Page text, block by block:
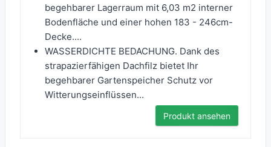
begehbarer Lagerraum mit 6,03 m2 interner
Bodenfläche und einer hohen 183 - 246cm-
Decke....
WASSERDICHTE BEDACHUNG. Dank des
strapazierfähigen Dachfilz bietet Ihr
begehbarer Gartenspeicher Schutz vor
Witterungseinflüssen...
Produkt ansehen